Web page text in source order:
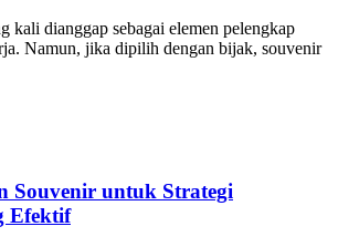
kali dianggap sebagai elemen pelengkap
Namun, jika dipilih dengan bijak, souvenir
Souvenir untuk Strategi
Efektif